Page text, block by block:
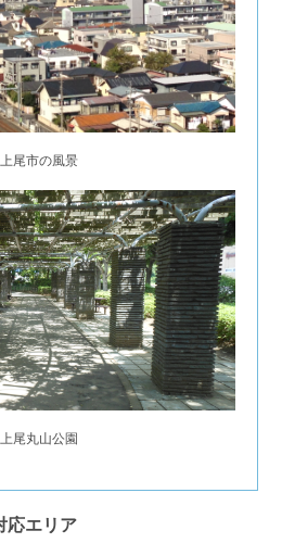
上尾市の風景
上尾丸山公園
応エリア